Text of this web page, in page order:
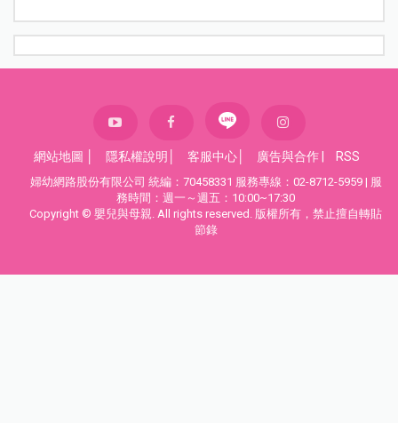
網站地圖 隱私權說明 客服中心 廣告與合作 RSS
婦幼網路股份有限公司 統編：70458331 服務專線：02-8712-5959 | 服
務時間：週一～週五：10:00~17:30
Copyright © 嬰兒與母親. All rights reserved. 版權所有，禁止擅自轉貼
節錄